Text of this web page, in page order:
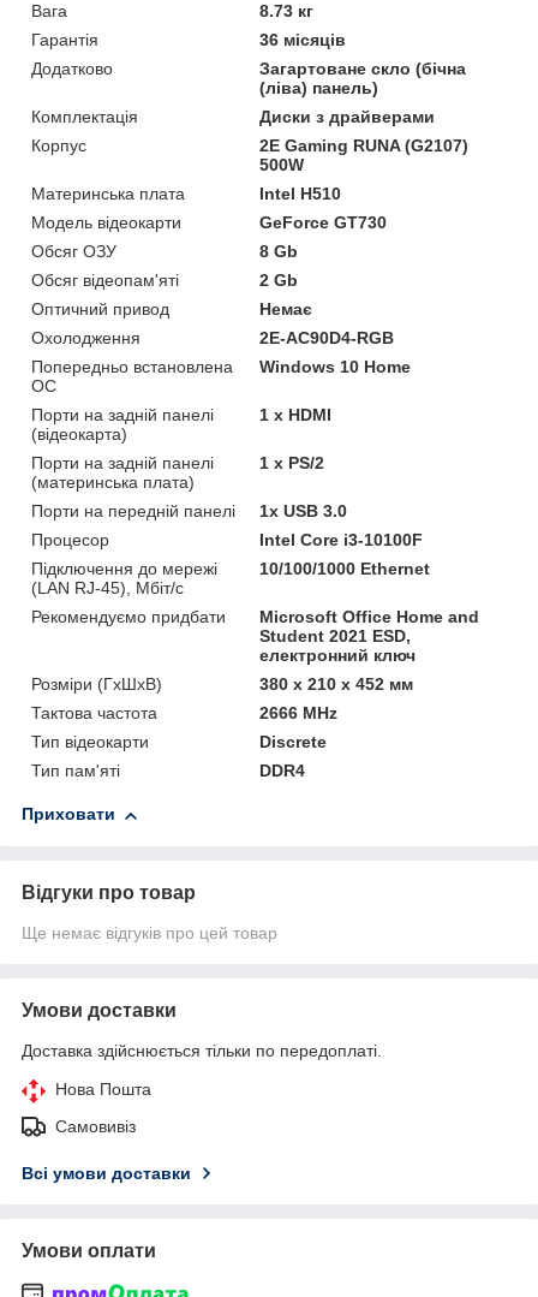
Вага
8.73 кг
Гарантія
36 місяців
Додатково
Загартоване скло (бічна
(ліва) панель)
Комплектація
Диски з драйверами
Корпус
2E Gaming RUNA (G2107)
500W
Материнська плата
Intel H510
Модель відеокарти
GeForce GT730
Обсяг ОЗУ
8 Gb
Обсяг відеопам'яті
2 Gb
Оптичний привод
Немає
Охолодження
2E-AC90D4-RGB
Попередньо встановлена
ОС
Windows 10 Home
Порти на задній панелі
(відеокарта)
1 x HDMI
Порти на задній панелі
(материнська плата)
1 x PS/2
Порти на передній панелі
1x USB 3.0
Процесор
Intel Core i3-10100F
Підключення до мережі
(LAN RJ-45), Мбіт/с
10/100/1000 Ethernet
Рекомендуємо придбати
Microsoft Office Home and
Student 2021 ESD,
електронний ключ
Розміри (ГxШxВ)
380 x 210 x 452 мм
Тактова частота
2666 MHz
Тип відеокарти
Discrete
Тип пам'яті
DDR4
Приховати
Відгуки про товар
Ще немає відгуків про цей товар
Умови доставки
Доставка здійснюється тільки по передоплаті.
Нова Пошта
Самовивіз
Всі умови доставки
Умови оплати